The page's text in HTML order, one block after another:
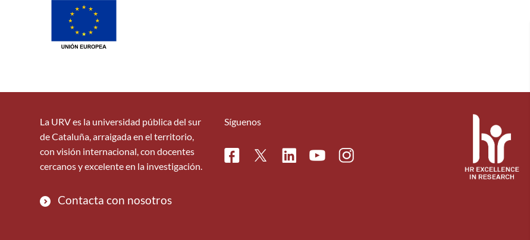
La URV es la universidad pública del sur
de Cataluña, arraigada en el territorio,
con visión internacional, con docentes
cercanos y excelente en la investigación.
Contacta con nosotros
Síguenos
FacebookTwitterLinkedinYoutubeInstagram